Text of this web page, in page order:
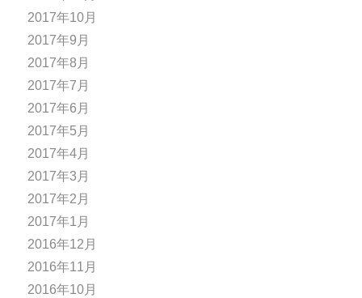
2017年10月
2017年9月
2017年8月
2017年7月
2017年6月
2017年5月
2017年4月
2017年3月
2017年2月
2017年1月
2016年12月
2016年11月
2016年10月